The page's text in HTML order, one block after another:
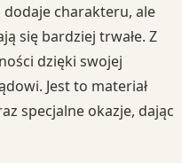
charakteru, ale
się bardziej trwałe. Z
dzięki swojej
Jest to materiał
specjalne okazje, dając